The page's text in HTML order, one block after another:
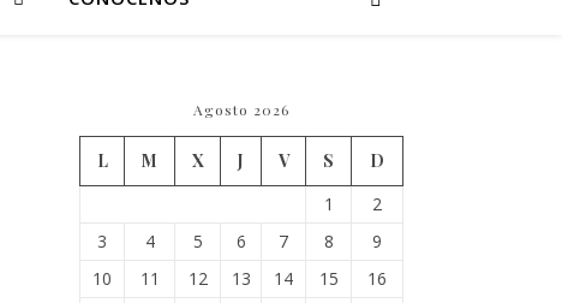
Agosto 2026
L M X J V S
D
1
2
3
4 5 6 7 8
9
10
11 12 13 14 15
16